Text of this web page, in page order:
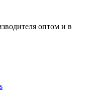
оптом и в